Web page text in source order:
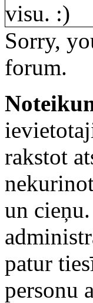
visu. :)
Sorry,
forum.
rakstot
un
patur
personu